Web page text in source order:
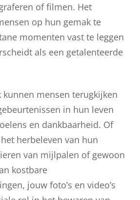
of filmen. Het
op hun gemak te
momenten vast te leggen
als een getalenteerde
mensen terugkijken
in hun leven
en dankbaarheid. Of
herbeleven van hun
van mijlpalen of gewoon
kostbare
jouw foto’s en video’s